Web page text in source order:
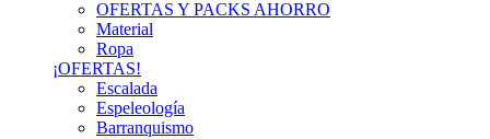
OFERTAS Y PACKS AHORRO
Material
Ropa
¡OFERTAS!
Escalada
Espeleología
Barranquismo